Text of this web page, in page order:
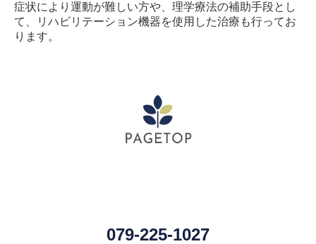
症状により運動が難しい方や、理学療法の補助手段とし
て、リハビリテーション機器を使用した治療も行ってお
ります。
079-225-1027